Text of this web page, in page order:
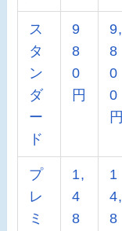
ス
タ
ン
ダ
ー
ド
9
8
0
円
9,
8
0
0
円
プ
レ
ミ
1,
4
8
1
4,
8